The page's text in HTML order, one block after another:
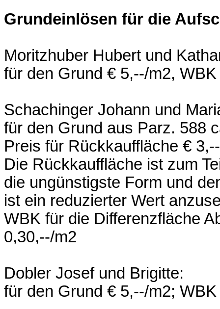
Grundeinlösen für die
Moritzhuber Hubert und
für den Grund € 5,--/m2,
Schachinger Johann und
für den Grund aus Parz. 588
Preis für Rückkauffläche €
Die Rückkauffläche ist zum
die ungünstigste Form und
ist ein reduzierter Wert
WBK für die Differenzfläche
0,30,--/m2
Dobler Josef und Brigitte:
für den Grund € 5,--/m2;